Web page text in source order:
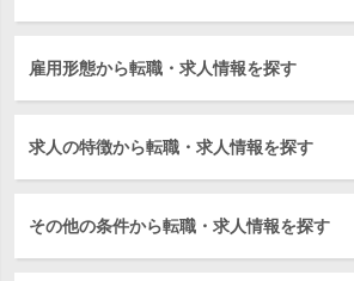
雇用形態から転職・求人情報を探す
求人の特徴から転職・求人情報を探す
その他の条件から転職・求人情報を探す